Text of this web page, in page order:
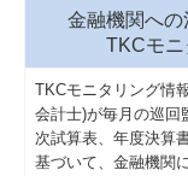
金融機関へ
TKCモニ
TKCモニタリング情
会計士)が毎月の巡回
次試算表、年度決算
基づいて、金融機関